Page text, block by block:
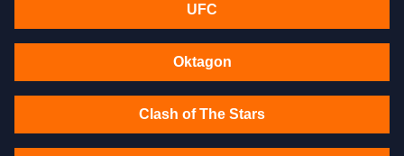
UFC
Oktagon
Clash of The Stars